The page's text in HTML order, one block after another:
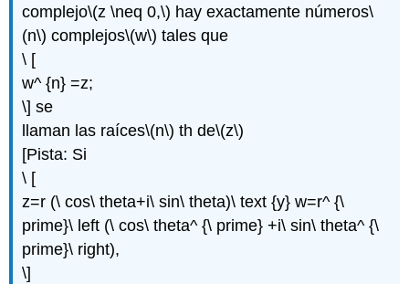
complejo\(z \neq 0,\) hay exactamente números\
(n\) complejos\(w\) tales que
\ [
w^ {n} =z;
\] se
llaman las raíces\(n\) th de\(z\)
[Pista: Si
\ [
z=r (\ cos\ theta+i\ sin\ theta)\ text {y} w=r^ {\
prime}\ left (\ cos\ theta^ {\ prime} +i\ sin\ theta^ {\
prime}\ right),
\]